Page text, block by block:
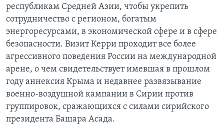
республикам Средней Азии, чтобы укрепить
сотрудничество с регионом, богатым
энергоресурсами, в экономической сфере и в сфере
безопасности. Визит Керри проходит все более
агрессивного поведения России на международной
арене, о чем свидетельствует имевшая в прошлом
году аннексия Крыма и недавнее развязывание
военно-воздушной кампании в Сирии против
группировок, сражающихся с силами сирийского
президента Башара Асада.